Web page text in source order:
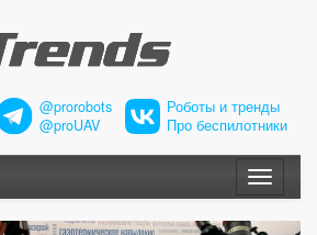
@prorobots
@proUAV
Роботы и тренды
Про беспилотники
Меню